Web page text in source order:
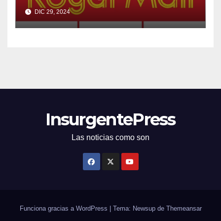
multimillonario checo
DIC 29, 2024
InsurgentePress
Las noticias como son
Funciona gracias a WordPress Tema: Newsup de Themeansar